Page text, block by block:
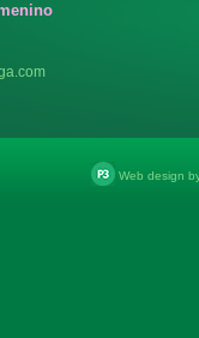
Web design